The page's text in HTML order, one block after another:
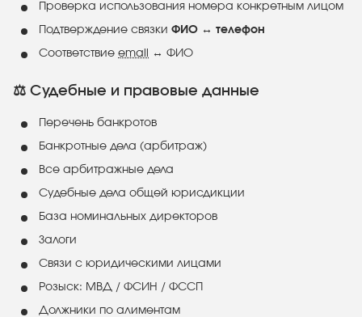
Проверка использования номера конкретным лицом
Подтверждение связки ФИО ↔ телефон
Соответствие email ↔ ФИО
⚖️ Судебные и правовые данные
Перечень банкротов
Банкротные дела (арбитраж)
Все арбитражные дела
Судебные дела общей юрисдикции
База номинальных директоров
Залоги
Связи с юридическими лицами
Розыск: МВД / ФСИН / ФССП
Должники по алиментам